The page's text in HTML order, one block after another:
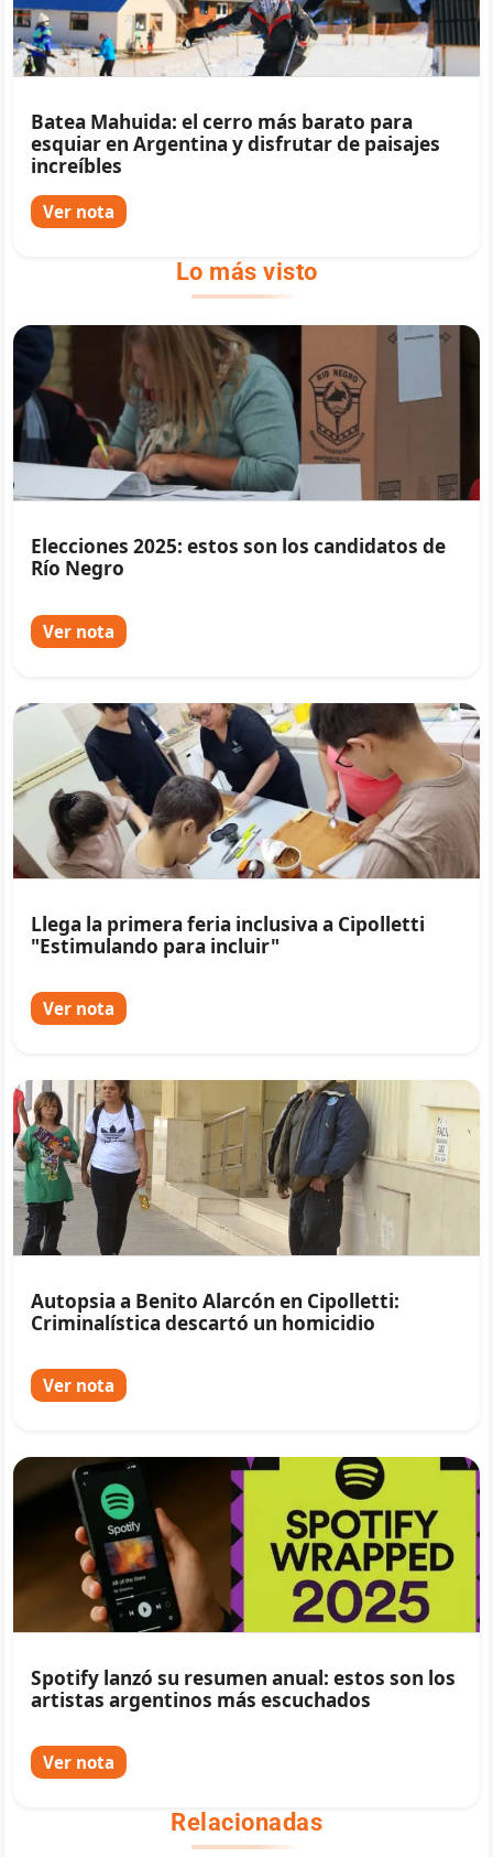
Batea Mahuida: el cerro más barato para
esquiar en Argentina y disfrutar de paisajes
increíbles
Ver nota
Lo más visto
Elecciones 2025: estos son los candidatos de
Río Negro
Ver nota
Llega la primera feria inclusiva a Cipolletti
"Estimulando para incluir"
Ver nota
Autopsia a Benito Alarcón en Cipolletti:
Criminalística descartó un homicidio
Ver nota
Spotify lanzó su resumen anual: estos son los
artistas argentinos más escuchados
Ver nota
Relacionadas